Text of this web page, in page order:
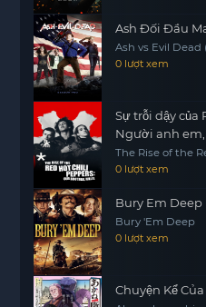
Ash Đối Đầu
Ash vs Evil Dead
0 lượt xem
Sự trỗi dậy của
Người anh
The Rise of the
Brother, Hillel
0 lượt xem
Bury Em Deep
Bury 'Em Deep
0 lượt xem
Chuyện Kể